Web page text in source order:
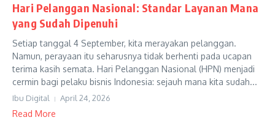
Hari Pelanggan Nasional: Standar Layanan Mana
yang Sudah Dipenuhi
Setiap tanggal 4 September, kita merayakan pelanggan.
Namun, perayaan itu seharusnya tidak berhenti pada ucapan
terima kasih semata. Hari Pelanggan Nasional (HPN) menjadi
cermin bagi pelaku bisnis Indonesia: sejauh mana kita sudah...
Ibu Digital April 24, 2026
Read More